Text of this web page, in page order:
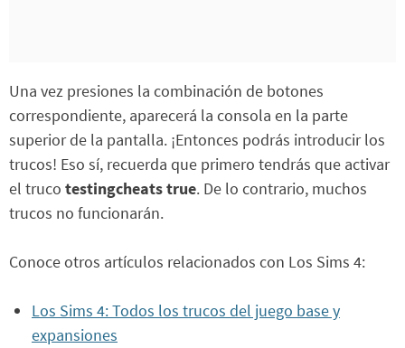
Una vez presiones la combinación de botones
correspondiente, aparecerá la consola en la parte
superior de la pantalla. ¡Entonces podrás introducir los
trucos! Eso sí, recuerda que primero tendrás que activar
el truco testingcheats true. De lo contrario, muchos
trucos no funcionarán.
Conoce otros artículos relacionados con Los Sims 4:
Los Sims 4: Todos los trucos del juego base y
expansiones